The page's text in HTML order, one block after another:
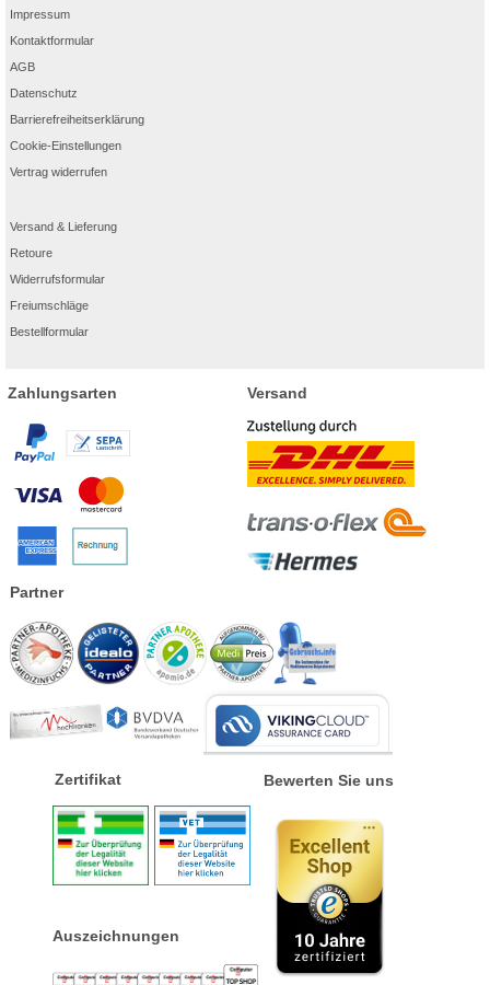
Impressum
Kontaktformular
AGB
Datenschutz
Barrierefreiheitserklärung
Cookie-Einstellungen
Vertrag widerrufen
Versand & Lieferung
Retoure
Widerrufsformular
Freiumschläge
Bestellformular
Zahlungsarten Versand
Partner
Zertifikat
Auszeichnungen
Bewerten Sie uns